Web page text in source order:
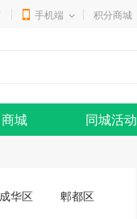
手机端 积分商城
商城 同城活动
成华区 郫都区